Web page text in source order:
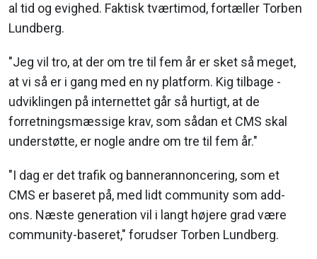
al tid og evighed. Faktisk tværtimod, fortæller Torben
Lundberg.
"Jeg vil tro, at der om tre til fem år er sket så meget,
at vi så er i gang med en ny platform. Kig tilbage -
udviklingen på internettet går så hurtigt, at de
forretningsmæssige krav, som sådan et CMS skal
understøtte, er nogle andre om tre til fem år."
"I dag er det trafik og bannerannoncering, som et
CMS er baseret på, med lidt community som add-
ons. Næste generation vil i langt højere grad være
community-baseret," forudser Torben Lundberg.